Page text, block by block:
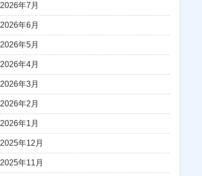
2026年7月
2026年6月
2026年5月
2026年4月
2026年3月
2026年2月
2026年1月
2025年12月
2025年11月